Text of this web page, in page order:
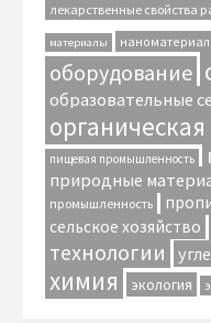
лекарственные свойства
материалы
оборудование
образовательные
пищевая промышленность
природные
промышленность
сельское хозяйство
технологии
химия экология